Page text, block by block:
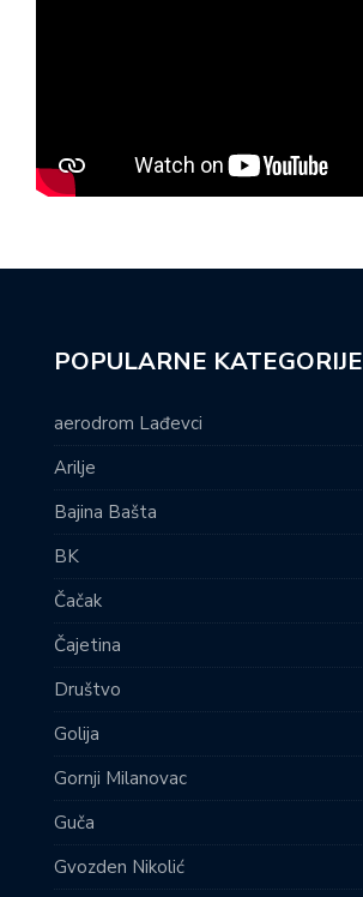
POPULARNE KATEGORIJE
aerodrom Lađevci
Arilje
Bajina Bašta
BK
Čačak
Čajetina
Društvo
Golija
Gornji Milanovac
Guča
Gvozden Nikolić